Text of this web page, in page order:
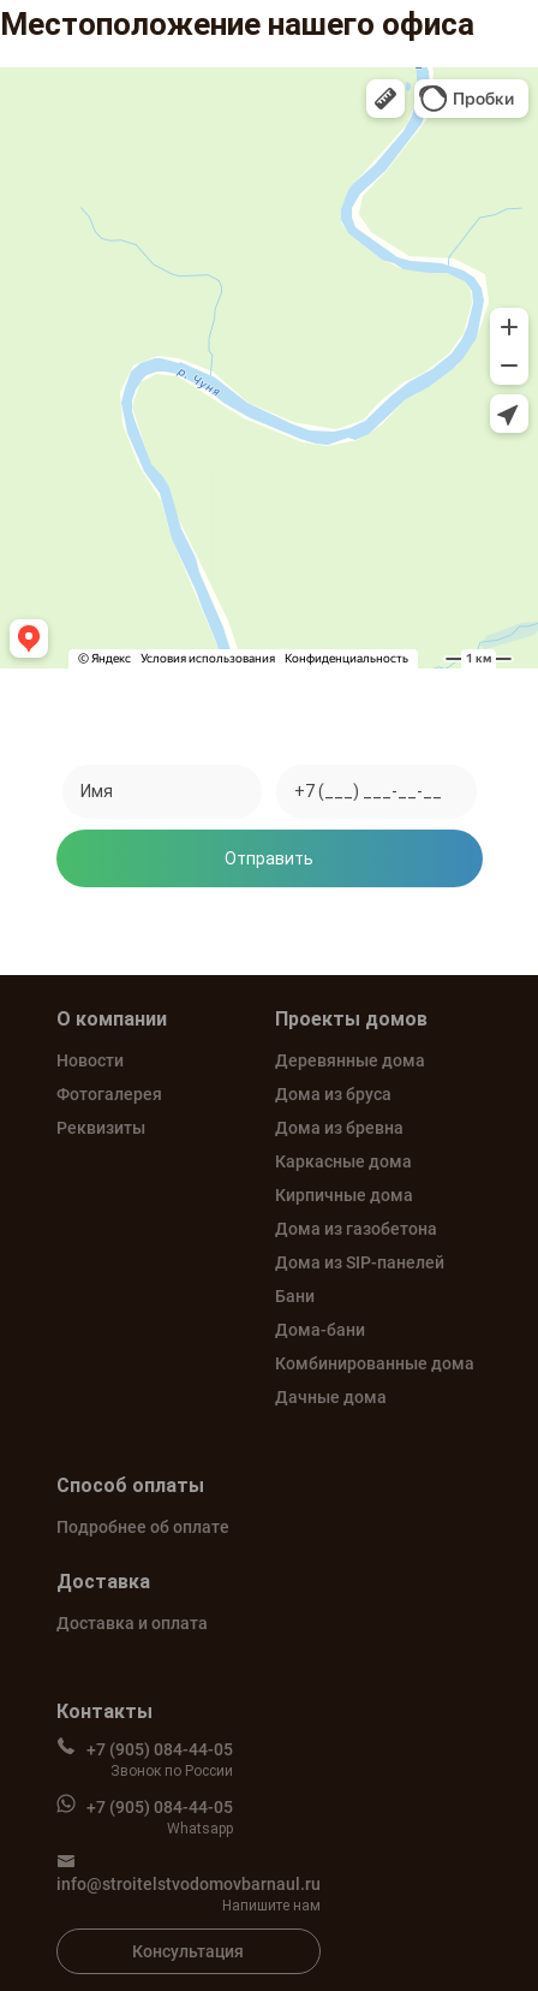
Местоположение нашего офиса
Отправить
О компании
Новости
Фотогалерея
Реквизиты
Проекты домов
Деревянные дома
Дома из бруса
Дома из бревна
Каркасные дома
Кирпичные дома
Дома из газобетона
Дома из SIP-панелей
Бани
Дома-бани
Комбинированные дома
Дачные дома
Контакты
+7 (905) 084-44-05
Звонок по России
+7 (905) 084-44-05
Whatsapp
info@stroitelstvodomovbarnaul.ru
Напишите нам
Консультация
Способ оплаты
Подробнее об оплате
Доставка
Доставка и оплата